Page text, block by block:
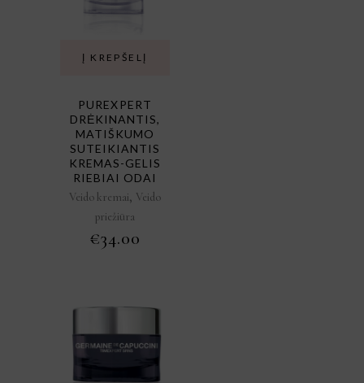
Į KREPŠELĮ
PUREXPERT
DRĖKINANTIS,
MATIŠKUMO
SUTEIKIANTIS
KREMAS-GELIS
RIEBIAI ODAI
Veido kremai, Veido
priežiūra
€34.00